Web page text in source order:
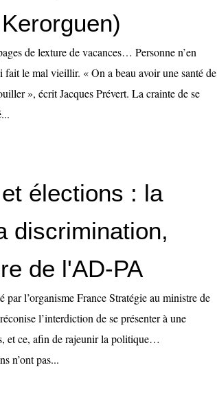
de lexture de vacances… Personne n’en
fait le mal vieillir. « On a beau avoir une santé de
», écrit Jacques Prévert. La crainte de se
élections : la
discrimination,
de l'AD-PA
par l’organisme France Stratégie au ministre de
l’interdiction de se présenter à une
et ce, afin de rajeunir la politique…
n’ont pas...